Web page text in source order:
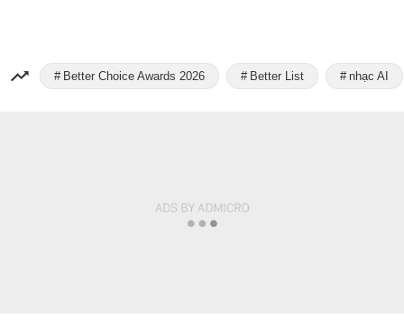
Better Choice Awards 2026 Better List nhạc AI